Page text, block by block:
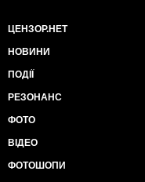
ЦЕНЗОР.НЕТ
НОВИНИ
ПОДІЇ
РЕЗОНАНС
ФОТО
ВІДЕО
ФОТОШОПИ